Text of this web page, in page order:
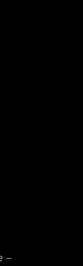
–